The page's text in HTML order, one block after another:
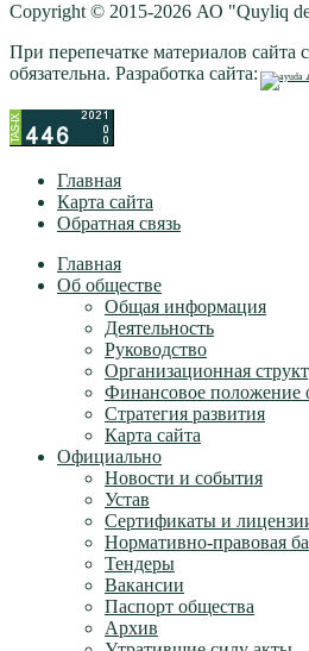
Copyright © 2015-2026 АО "Quyliq
При перепечатке материалов сайта
обязательна. Разработка сайта:
Главная
Карта сайта
Обратная связь
Главная
Об обществе
Общая информация
Деятельность
Руководство
Организационная
Финансовое положение
Стратегия развития
Карта сайта
Официально
Новости и события
Устав
Сертификаты и
Нормативно-правовая
Тендеры
Вакансии
Паспорт общества
Архив